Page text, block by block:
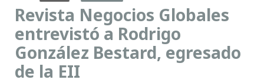
Revista Negocios Globales
entrevistó a Rodrigo
González Bestard, egresado
de la EII